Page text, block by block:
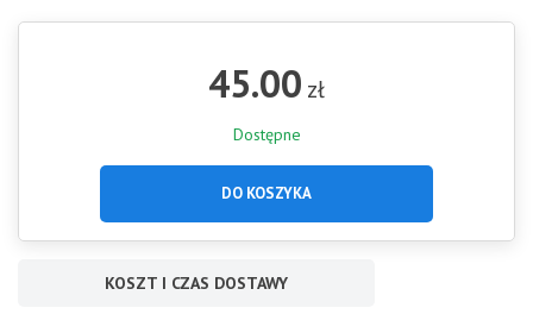
45.00 zł
Dostępne
DO KOSZYKA
KOSZT I CZAS DOSTAWY